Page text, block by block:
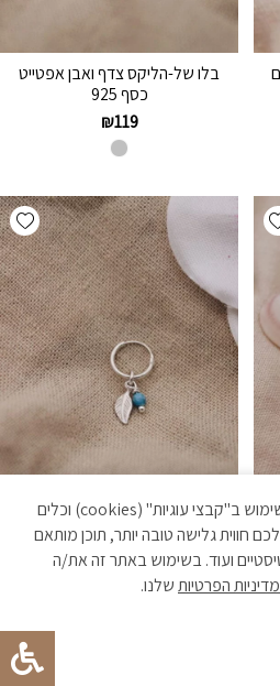
בלו של-הליקס צדף ואבן אפטייט
כסף 925
₪119
Add wishlist
בלו ליף-הליקס עלה ואבן אפטייט
כסף 925
לידיעתכם, באתר זה נעשה שימוש ב"קבצי עוגיות" (cookies) וכלים
חווית גלישה טובה יותר, תוכן מותאם
ועוד. בשימוש באתר זה את/ה
הפרטיותשלנו.